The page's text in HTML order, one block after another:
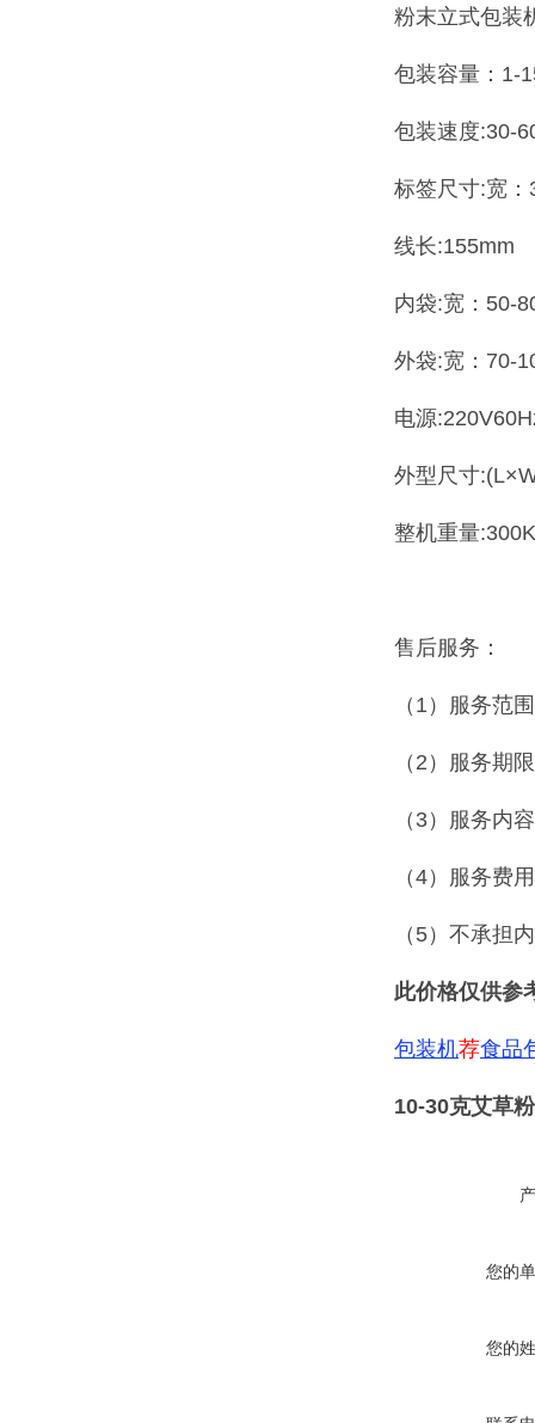
粉末立式包装
包装容量：1-
包装速度:30-
标签尺寸:宽
线长:155mm
内袋:宽：50-
外袋:宽：70-
电源
外型尺寸
整机重量
售后服务：
（1）服务范
（2）服务期
（3）服务内
（4）服务费
（5）不承担
此价格仅供参
包装机荐食品
10-30克艾草
您的
您的